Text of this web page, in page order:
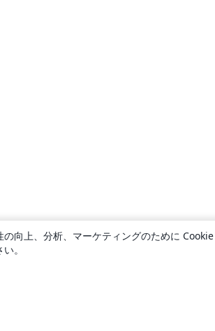
の向上、分析、マーケティングのために
。